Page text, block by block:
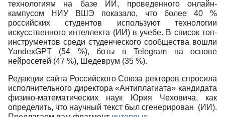
технологиям на базе ИИ, проведенного онлайн-
кампусом НИУ ВШЭ показало, что более 40 %
российских студентов используют технологии
искусственного интеллекта (ИИ) в учебе. В список топ-
инструментов среди студенческого сообщества вошли
YandexGPT (54 %), боты в Telegram на основе
нейросетей (47 %), Шедеврум (35 %).
Редакции сайта Российского Союза ректоров спросила
исполнительного директора «Антиплагиата» кандидата
физико-математических наук Юрия Чеховича, как
определить, что научный текст был сгенерирован (ИИ).